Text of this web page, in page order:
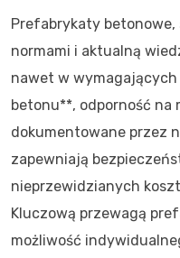
Prefabrykaty betonowe,
normami i aktualną
nawet w wymagających
betonu**, odporność na
dokumentowane przez
zapewniają
nieprzewidzianych
Kluczową przewagą
możliwość